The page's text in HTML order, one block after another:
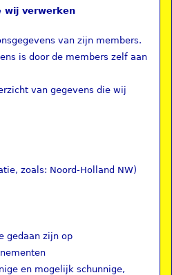
wij verwerken
van zijn members.
is door de members zelf aan
van gegevens die wij
zoals: Noord-Holland NW)
gedaan zijn op
en mogelijk schunnige,